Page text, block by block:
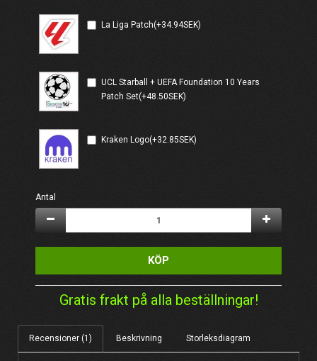
La Liga Patch(+34.94SEK)
UCL Starball + UEFA Foundation 10 Years
Patch Set(+48.50SEK)
Kraken Logo(+32.85SEK)
Antal
KÖP
Gratis frakt på alla beställningar!
Recensioner (1) Beskrivning Storleksdiagram